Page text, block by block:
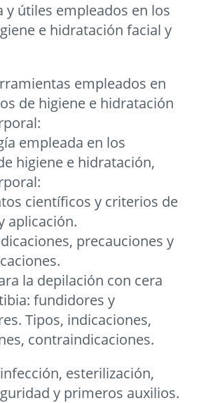
y útiles empleados en los
e hidratación facial y
empleados en
de higiene e hidratación
empleada en los
higiene e hidratación,
científicos y criterios de
aplicación.
precauciones y
la depilación con cera
fundidores y
Tipos, indicaciones,
contraindicaciones.
esterilización,
y primeros auxilios.